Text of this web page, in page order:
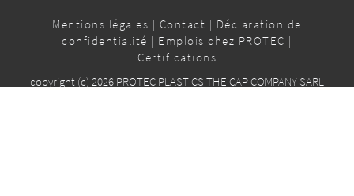
Mentions légales | Contact | Déclaration de
confidentialité | Emplois chez PROTEC |
Certifications
copyright (c) 2026 PROTEC PLASTICS THE CAP COMPANY SARL